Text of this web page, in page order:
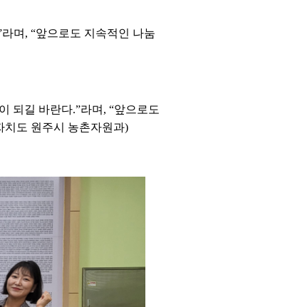
며, “앞으로도 지속적인 나눔
되길 바란다.”라며, “앞으로도
치도 원주시 농촌자원과)